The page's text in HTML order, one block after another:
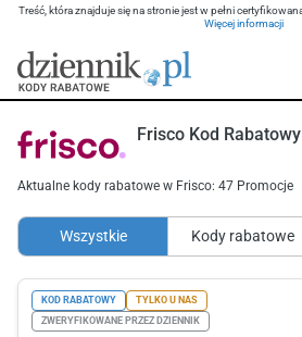
Treść, która znajduje się na stronie jest w pełni
Więcej informacji
Frisco Kod
Aktualne kody rabatowe w Frisco: 47 Promocje
Wszystkie Kody rabatowe
KOD RABATOWY
TYLKO U NAS
ZWERYFIKOWANE PRZEZ DZIENNIK